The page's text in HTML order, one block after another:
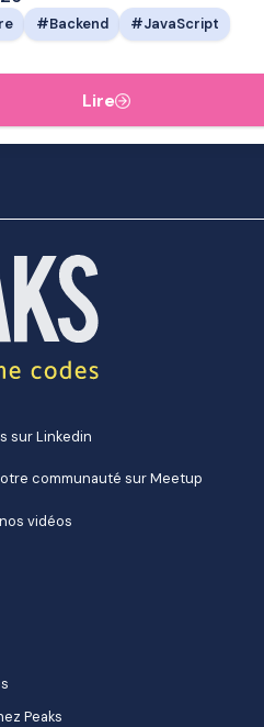
Backend
JavaScript
Lire
sur Linkedin
communauté sur Meetup
vidéos
Peaks